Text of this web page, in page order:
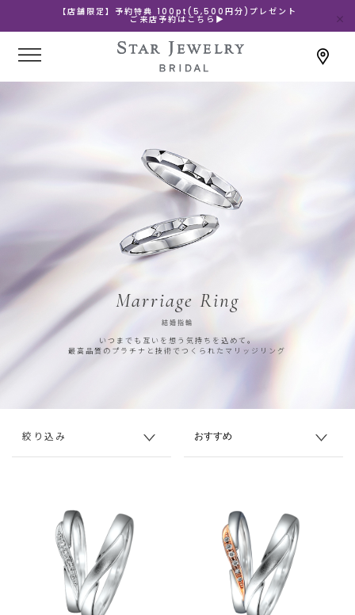
【店舗限定】予約特典 100pt(5,500円分)プレゼント
ご来店予約はこちら▶
Marriage Ring
結婚指輪
いつまでも互いを想う気持ちを込めて。
最高品質のプラチナと技術でつくられたマリッジリング
絞り込み